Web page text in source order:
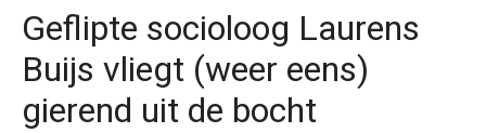
Geflipte socioloog Laurens
Buijs vliegt (weer eens)
gierend uit de bocht